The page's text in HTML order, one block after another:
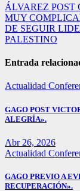
Navegación
de
entradas
ÁLVAREZ POST
MUY
DE SEGUIR
PALESTINO
Entrada
Actualidad
GAGO POST
ALEGRÍA».
Abr 26, 2026
Actualidad
GAGO PREVIO A
RECUPERACIÓN».